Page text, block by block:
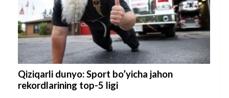
Qiziqarli dunyo: Sport bo’yicha jahon
rekordlarining top-5 ligi